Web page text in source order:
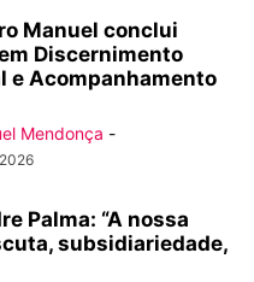
Manuel conclui
Discernimento
e Acompanhamento
Mendonça -
Palma: “A nossa
subsidiariedade,